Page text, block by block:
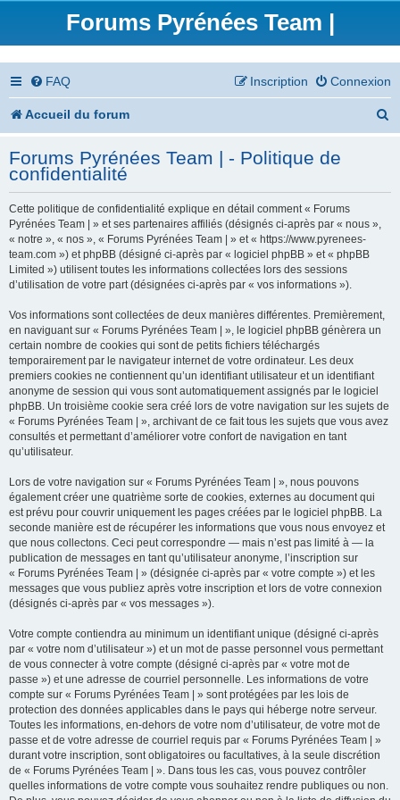
Forums Pyrénées Team |
FAQ Connexion
Inscription
Accueil du forum
h
Forums Pyrénées Team | - Politique de
confidentialité
Cette politique de confidentialité explique en détail comment « Forums
Pyrénées Team | » et ses partenaires affiliés (désignés ci-après par « nous »,
« notre », « nos », « Forums Pyrénées Team | » et « https://www.pyrenees-
team.com ») et phpBB (désigné ci-après par « logiciel phpBB » et « phpBB
Limited ») utilisent toutes les informations collectées lors des sessions
d’utilisation de votre part (désignées ci-après par « vos informations »).
Vos informations sont collectées de deux manières différentes. Premièrement,
en naviguant sur « Forums Pyrénées Team | », le logiciel phpBB génèrera un
certain nombre de cookies qui sont de petits fichiers téléchargés
temporairement par le navigateur internet de votre ordinateur. Les deux
premiers cookies ne contiennent qu’un identifiant utilisateur et un identifiant
anonyme de session qui vous sont automatiquement assignés par le logiciel
phpBB. Un troisième cookie sera créé lors de votre navigation sur les sujets de
« Forums Pyrénées Team | », archivant de ce fait tous les sujets que vous avez
consultés et permettant d’améliorer votre confort de navigation en tant
qu’utilisateur.
Lors de votre navigation sur « Forums Pyrénées Team | », nous pouvons
également créer une quatrième sorte de cookies, externes au document qui
est prévu pour couvrir uniquement les pages créées par le logiciel phpBB. La
seconde manière est de récupérer les informations que vous nous envoyez et
que nous collectons. Ceci peut correspondre — mais n’est pas limité à — la
publication de messages en tant qu’utilisateur anonyme, l’inscription sur
« Forums Pyrénées Team | » (désignée ci-après par « votre compte ») et les
messages que vous publiez après votre inscription et lors de votre connexion
(désignés ci-après par « vos messages »).
Votre compte contiendra au minimum un identifiant unique (désigné ci-après
par « votre nom d’utilisateur ») et un mot de passe personnel vous permettant
de vous connecter à votre compte (désigné ci-après par « votre mot de
passe ») et une adresse de courriel personnelle. Les informations de votre
compte sur « Forums Pyrénées Team | » sont protégées par les lois de
protection des données applicables dans le pays qui héberge notre serveur.
Toutes les informations, en-dehors de votre nom d’utilisateur, de votre mot de
passe et de votre adresse de courriel requis par « Forums Pyrénées Team | »
durant votre inscription, sont obligatoires ou facultatives, à la seule discrétion
de « Forums Pyrénées Team | ». Dans tous les cas, vous pouvez contrôler
quelles informations de votre compte vous souhaitez rendre publiques ou non.